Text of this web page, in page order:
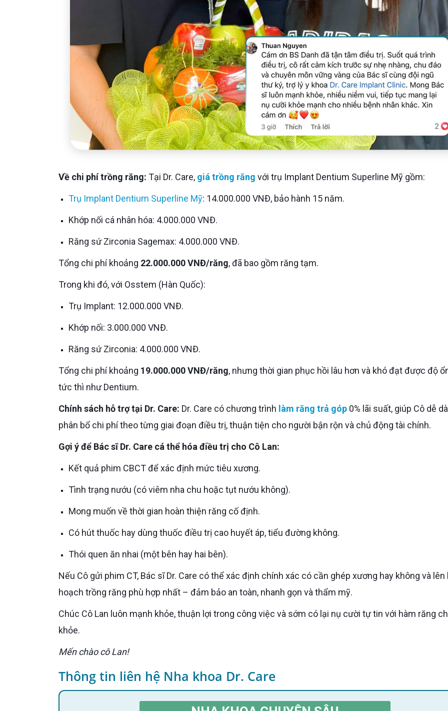
Về chi phí trồng răng: Tại Dr. Care, giá trồng răng với trụ Implant Dentium Superline Mỹ gồm:
Trụ Implant Dentium Superline Mỹ: 14.000.000 VNĐ, bảo hành 15 năm.
Khớp nối cá nhân hóa: 4.000.000 VNĐ.
Răng sứ Zirconia Sagemax: 4.000.000 VNĐ.
Tổng chi phí khoảng 22.000.000 VNĐ/răng, đã bao gồm răng tạm.
Trong khi đó, với Osstem (Hàn Quốc):
Trụ Implant: 12.000.000 VNĐ.
Khớp nối: 3.000.000 VNĐ.
Răng sứ Zirconia: 4.000.000 VNĐ.
Tổng chi phí khoảng 19.000.000 VNĐ/răng, nhưng thời gian phục hồi lâu hơn và khó đạt được độ
tức thì như Dentium.
Chính sách hỗ trợ tại Dr. Care: Dr. Care có chương trình làm răng trả góp 0% lãi suất, giúp Cô dễ
phân bổ chi phí theo từng giai đoạn điều trị, thuận tiện cho người bận rộn và chủ động tài chính.
Gợi ý để Bác sĩ Dr. Care cá thể hóa điều trị cho Cô Lan:
Kết quả phim CBCT để xác định mức tiêu xương.
Tình trạng nướu (có viêm nha chu hoặc tụt nướu không).
Mong muốn về thời gian hoàn thiện răng cố định.
Có hút thuốc hay dùng thuốc điều trị cao huyết áp, tiểu đường không.
Thói quen ăn nhai (một bên hay hai bên).
Nếu Cô gửi phim CT, Bác sĩ Dr. Care có thể xác định chính xác có cần ghép xương hay không và lên kế
hoạch trồng răng phù hợp nhất – đảm bảo an toàn, nhanh gọn và thẩm mỹ.
Chúc Cô Lan luôn mạnh khỏe, thuận lợi trong công việc và sớm có lại nụ cười tự tin với hàm răng chắc
khỏe.
Mến chào cô Lan!
Thông tin liên hệ Nha khoa Dr. Care